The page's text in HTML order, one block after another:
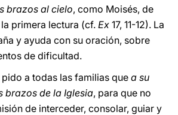
brazos al cielo, como Moisés, de
primera lectura (cf. Ex 17, 11-12). La
y ayuda con su oración, sobre
de dificultad.
a todas las familias que a su
brazos de la Iglesia, para que no
de interceder, consolar, guiar y